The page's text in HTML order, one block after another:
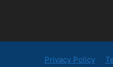
Privacy Policy